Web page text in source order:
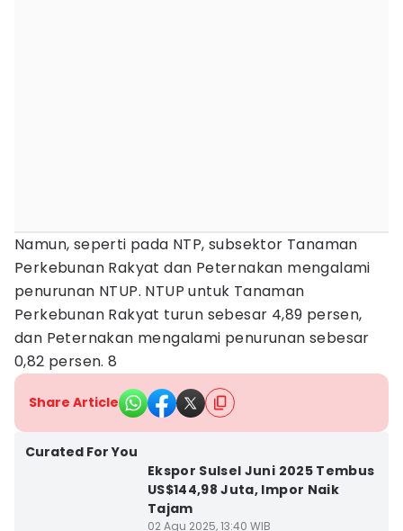
Namun, seperti pada NTP, subsektor Tanaman
Perkebunan Rakyat dan Peternakan mengalami
penurunan NTUP. NTUP untuk Tanaman
Perkebunan Rakyat turun sebesar 4,89 persen,
dan Peternakan mengalami penurunan sebesar
0,82 persen. 8
Share Article
Curated For You
Ekspor Sulsel Juni 2025 Tembus
US$144,98 Juta, Impor Naik
Tajam
02 Agu 2025, 13:40 WIB